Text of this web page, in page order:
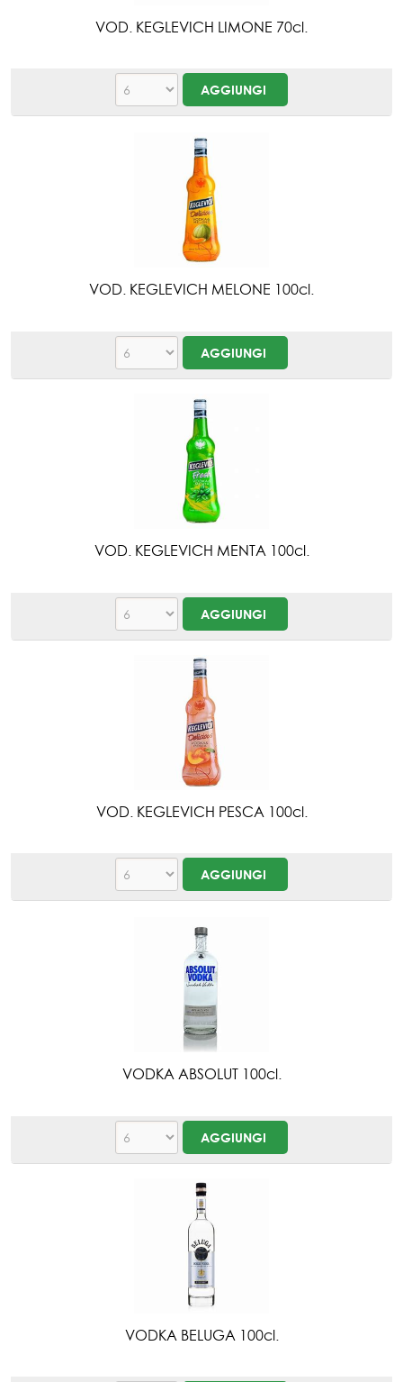
VOD. KEGLEVICH LIMONE 70cl.
VOD. KEGLEVICH MELONE 100cl.
VOD. KEGLEVICH MENTA 100cl.
VOD. KEGLEVICH PESCA 100cl.
VODKA ABSOLUT 100cl.
VODKA BELUGA 100cl.